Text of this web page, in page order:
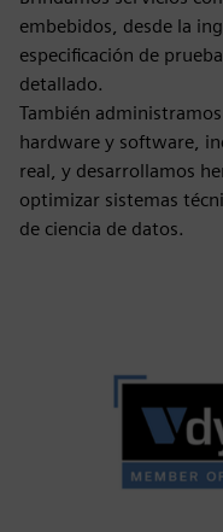
embebidos, desde la
especificación de
detallado.
También
hardware y software,
real, y desarrollamos
optimizar sistemas
de ciencia de datos.